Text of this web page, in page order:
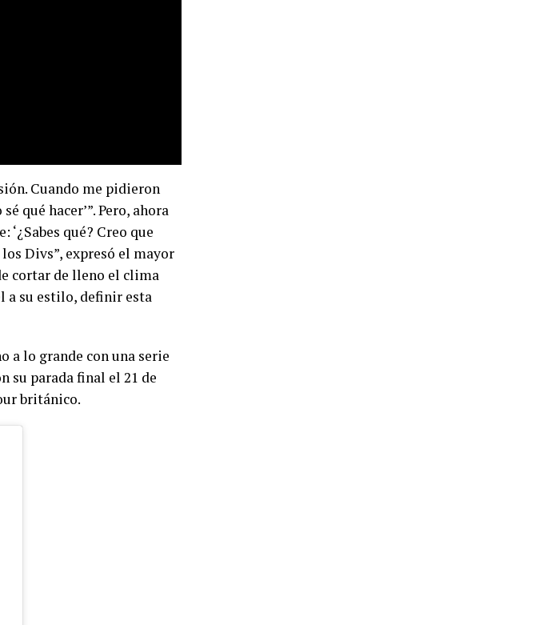
Cuando me pidieron
qué hacer’”. Pero, ahora
qué? Creo que
Divs”, expresó el mayor
cortar de lleno el clima
a su estilo, definir esta
a lo grande con una serie
su parada final el 21 de
británico.